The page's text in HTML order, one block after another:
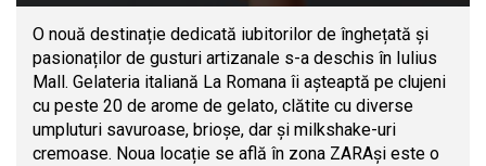
O nouă destinație dedicată iubitorilor de înghețată și
pasionaților de gusturi artizanale s-a deschis în Iulius
Mall. Gelateria italiană La Romana îi așteaptă pe clujeni
cu peste 20 de arome de gelato, clătite cu diverse
umpluturi savuroase, brioșe, dar și milkshake-uri
cremoase. Noua locație se află în zona ZARAși este o